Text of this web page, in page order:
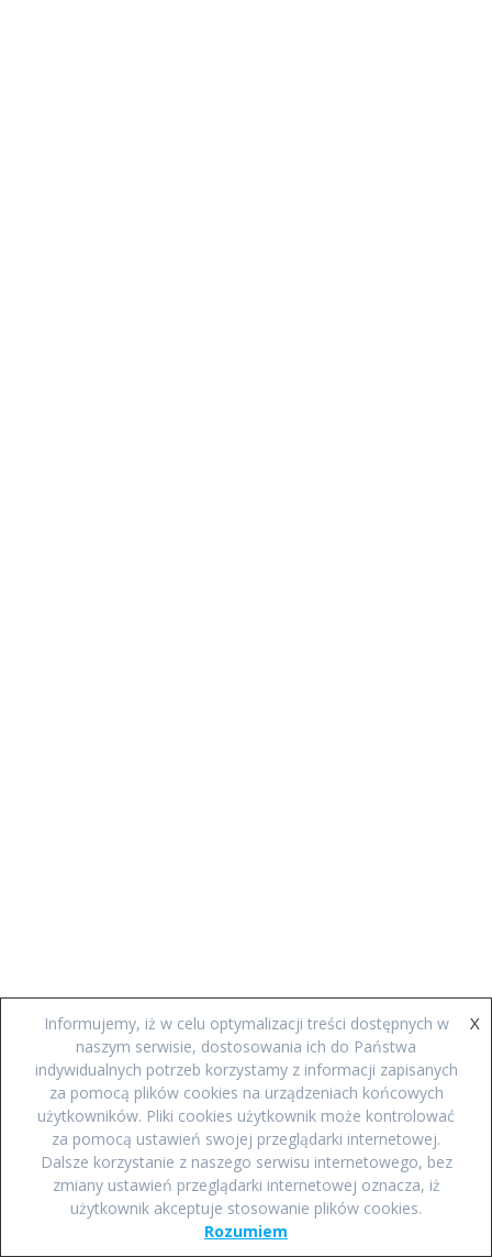
Informujemy, iż w celu optymalizacji treści dostępnych w
naszym serwisie, dostosowania ich do Państwa
indywidualnych potrzeb korzystamy z informacji zapisanych
za pomocą plików cookies na urządzeniach końcowych
użytkowników. Pliki cookies użytkownik może kontrolować
za pomocą ustawień swojej przeglądarki internetowej.
Dalsze korzystanie z naszego serwisu internetowego, bez
zmiany ustawień przeglądarki internetowej oznacza, iż
użytkownik akceptuje stosowanie plików cookies.
X
Rozumiem